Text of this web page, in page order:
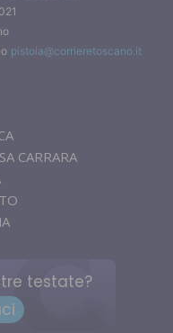
pistoia@corrieretoscano.it
CARRARA
testate?